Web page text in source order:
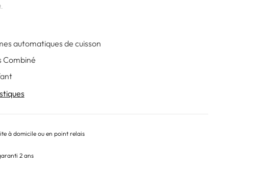
automatiques de cuisson
Combiné
à domicile ou en point relais
2 ans